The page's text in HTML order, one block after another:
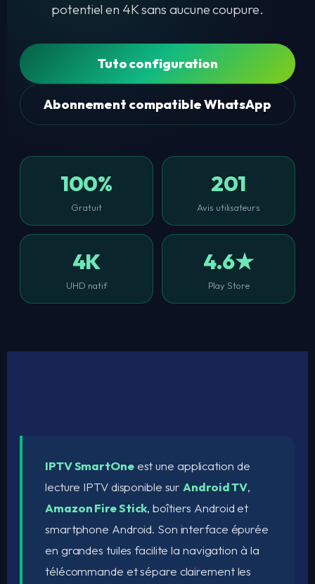
potentiel en 4K sans aucune coupure.
Tuto configuration
Abonnement compatible WhatsApp
100%
Gratuit
201
Avis utilisateurs
4K
UHD natif
4.6★
Play Store
IPTV SmartOneest une application de
lecture IPTV disponible sur Android TV,
Amazon Fire Stick, boîtiers Android et
smartphone Android. Son interface épurée
en grandes tuiles facilite la navigation à la
télécommande et sépare clairement les